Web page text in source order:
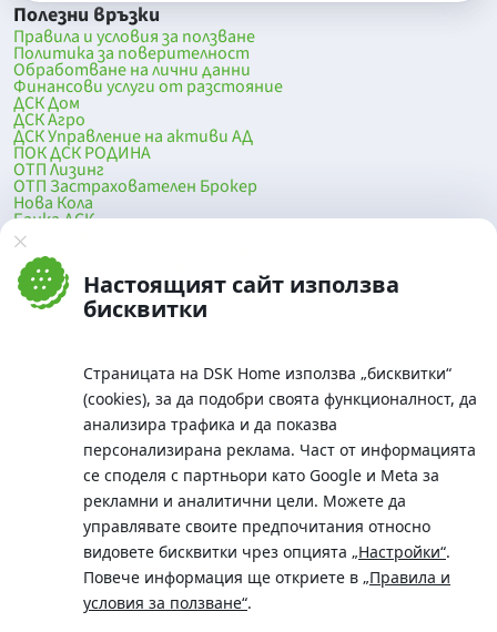
Настоящият сайт използва
бисквитки
Страницата на DSK Home използва „бисквитки“
(cookies), за да подобри своята функционалност, да
анализира трафика и да показва
персонализирана реклама. Част от информацията
се споделя с партньори като Google и Meta за
рекламни и аналитични цели. Можете да
управлявате своите предпочитания относно
видовете бисквитки чрез опцията „Настройки“.
Повече информация ще откриете в „Правила и
условия за ползване“.
Полезни връзки
Правила и условия за ползване
Политика за поверителност
Обработване на лични данни
Финансови услуги от разстояние
ДСК Дом
ДСК Агро
ДСК Управление на активи АД
ПОК ДСК РОДИНА
ОТП Лизинг
ОТП Застрахователен Брокер
Нова Кола
Банка ДСК
DSK Mobile
Оферти за продажба от Банка ДСК
Клонова мрежа и банкомати
До началото на страницата
Телефон:
0700 10 375 / *2375
Московска No.19 / ул. Г. Бенковски No. 5, София 1036
SWIFT/BIC: